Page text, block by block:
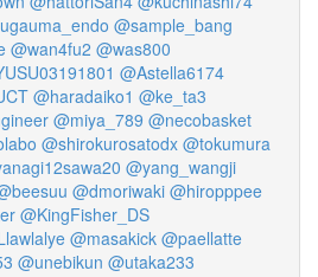
@sample_bang
@wan4fu2 @was800
@Astella6174
@haradaiko1 @ke_ta3
@miya_789 @necobasket
@shirokurosatodx @tokumura
@yang_wangji
@dmoriwaki @hiropppee
@KingFisher_DS
@masakick @paellatte
@unebikun @utaka233